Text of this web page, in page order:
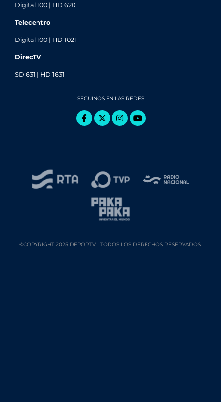
Digital 100 | HD 620
Telecentro
Digital 100 | HD 1021
DirecTV
SD 631 | HD 1631
SEGUINOS EN LAS REDES
©COPYRIGHT 2025 DEPORTV | TODOS LOS DERECHOS RESERVADOS.